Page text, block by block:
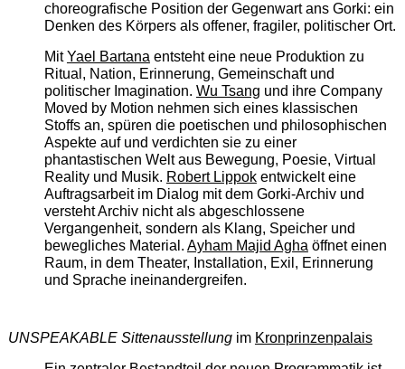
choreografische Position der Gegenwart ans Gorki: ein
Denken des Körpers als offener, fragiler, politischer Ort.
MitYael Bartanaentsteht eine neue Produktion zu
Ritual, Nation, Erinnerung, Gemeinschaft und
politischer Imagination. Wu Tsang und ihre Company
Moved by Motion nehmen sich eines klassischen
Stoffs an, spüren die poetischen und philosophischen
Aspekte auf und verdichten sie zu einer
phantastischen Welt aus Bewegung, Poesie, Virtual
Reality und Musik. Robert Lippokentwickelt eine
Auftragsarbeit im Dialog mit dem Gorki-Archiv und
versteht Archiv nicht als abgeschlossene
Vergangenheit, sondern als Klang, Speicher und
bewegliches Material. Ayham Majid Aghaöffnet einen
Raum, in dem Theater, Installation, Exil, Erinnerung
und Sprache ineinandergreifen.
UNSPEAKABLE Sittenausstellungim Kronprinzenpalais